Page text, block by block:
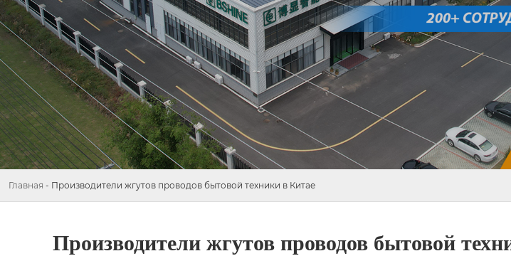
Главная - Производители жгутов проводов бытовой техники в Китае
Производители жгутов проводов бытовой